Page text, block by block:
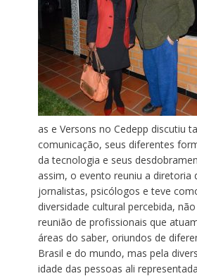
as e Versons no Cedepp discutiu
comunicação, seus diferentes
da tecnologia e seus
assim, o evento reuniu a diretoria
jornalistas, psicólogos e teve
diversidade cultural percebida,
reunião de profissionais que
áreas do saber, oriundos de
Brasil e do mundo, mas pela
idade das pessoas ali